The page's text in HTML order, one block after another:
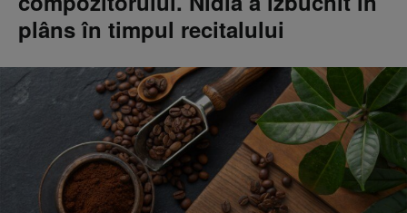
plâns în timpul recitalului